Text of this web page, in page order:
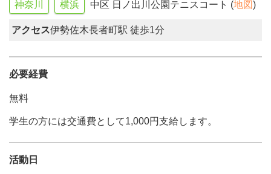
神奈川 横浜 中区 日ノ出川公園テニスコート (地図)
アクセス伊勢佐木長者町駅 徒歩1分
必要経費
無料
学生の方には交通費として1,000円支給します。
活動日